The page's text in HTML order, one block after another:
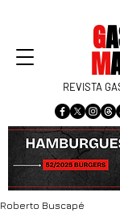
G
M
REVISTA
Roberto Buscapé